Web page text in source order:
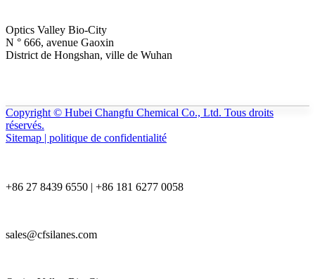
Optics Valley Bio-City
N ° 666, avenue Gaoxin
District de Hongshan, ville de Wuhan
Copyright © Hubei Changfu Chemical Co., Ltd. Tous droits
réservés.
Sitemap | politique de confidentialité
+86 27 8439 6550 | +86 181 6277 0058
sales@cfsilanes.com